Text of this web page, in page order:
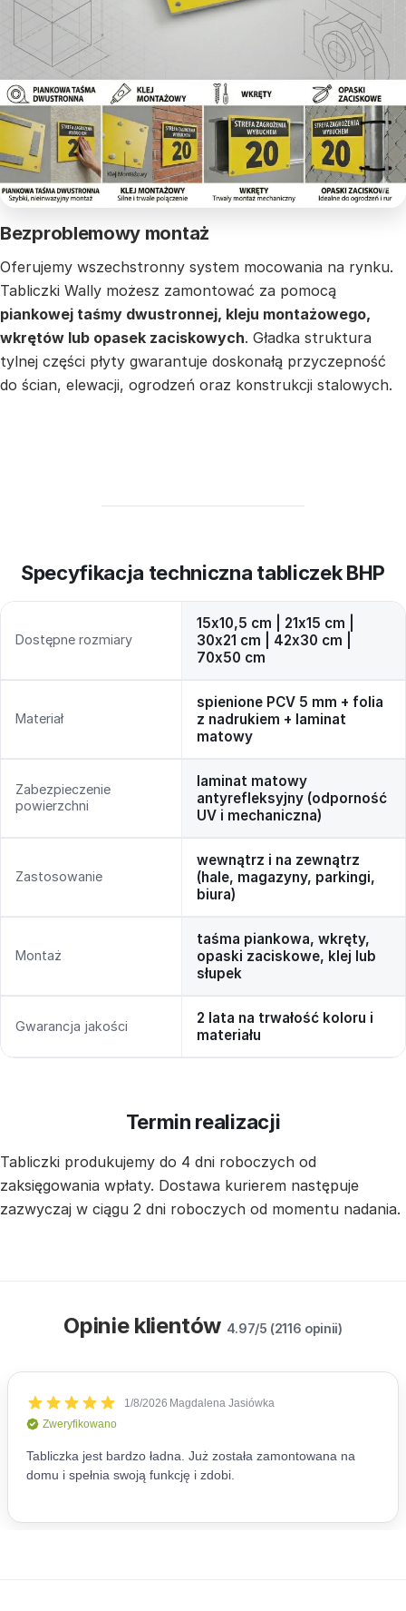
Bezproblemowy montaż
Oferujemy wszechstronny system mocowania na rynku.
Tabliczki Wally możesz zamontować za pomocą
piankowej taśmy dwustronnej, kleju montażowego,
wkrętów lub opasek zaciskowych. Gładka struktura
tylnej części płyty gwarantuje doskonałą przyczepność
do ścian, elewacji, ogrodzeń oraz konstrukcji stalowych.
Specyfikacja techniczna tabliczek BHP
Dostępne rozmiary
15x10,5 cm | 21x15 cm |
30x21 cm | 42x30 cm |
70x50 cm
Materiał
spienione PCV 5 mm + folia
z nadrukiem + laminat
matowy
Zabezpieczenie
powierzchni
laminat matowy
antyrefleksyjny (odporność
UV i mechaniczna)
Zastosowanie
wewnątrz i na zewnątrz
(hale, magazyny, parkingi,
biura)
Montaż
taśma piankowa, wkręty,
opaski zaciskowe, klej lub
słupek
Gwarancja jakości
2 lata na trwałość koloru i
materiału
Termin realizacji
Tabliczki produkujemy do 4 dni roboczych od
zaksięgowania wpłaty. Dostawa kurierem następuje
zazwyczaj w ciągu 2 dni roboczych od momentu nadania.
Opinie klientów 4.97/5 (2116 opinii)